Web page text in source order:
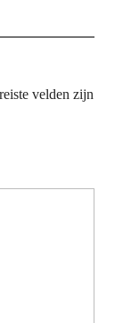
velden zijn